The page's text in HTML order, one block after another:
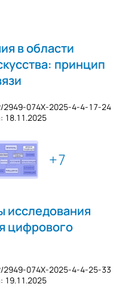
в области
принцип
2949-074X-2025-4-4-17-24
18.11.2025
7
исследования
цифрового
2949-074X-2025-4-4-25-33
19.11.2025